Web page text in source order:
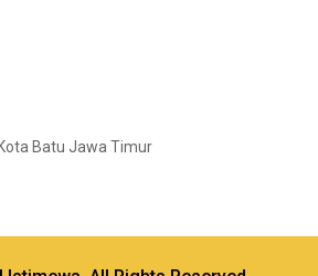
Batu Jawa Timur